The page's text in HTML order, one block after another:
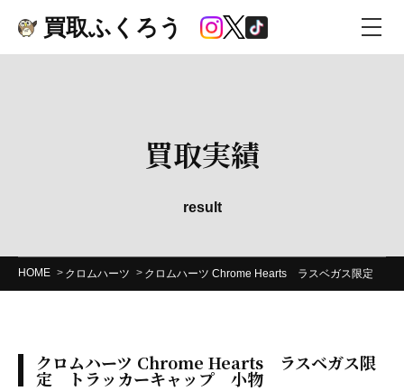
買取ふくろう
買取実績
result
HOME クロムハーツ クロムハーツ Chrome Hearts ラスベガス限定 ト
クロムハーツ Chrome Hearts ラスベガス限
定 トラッカーキャップ 小物